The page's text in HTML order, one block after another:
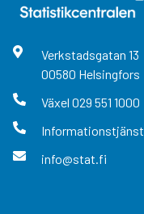
Verkstadsgatan 13
00580 Helsingfors
Växel 029 551 1000
Informationstjänst
info@stat.fi